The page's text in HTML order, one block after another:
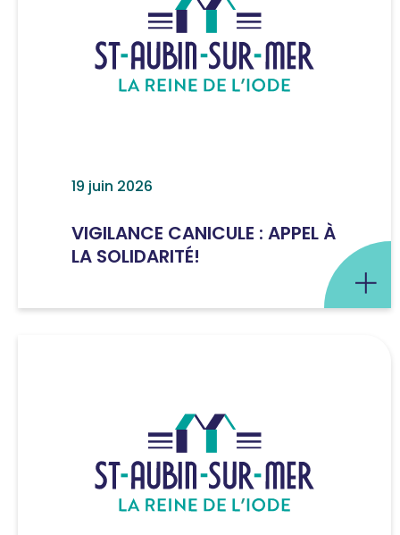
19 juin 2026
VIGILANCE CANICULE : APPEL À
LA SOLIDARITÉ!